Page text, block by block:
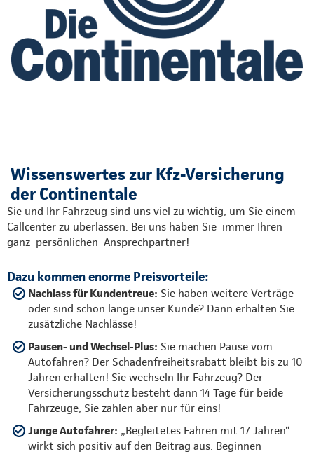
Wissenswertes zur Kfz-Versicherung
der Continentale
Sie und Ihr Fahrzeug sind uns viel zu wichtig, um Sie einem
Callcenter zu überlassen. Bei uns haben Sie immer Ihren
ganz persönlichen Ansprechpartner!
Dazu kommen enorme Preisvorteile:
Nachlass für Kundentreue: Sie haben weitere Verträge
oder sind schon lange unser Kunde? Dann erhalten Sie
zusätzliche Nachlässe!
Pausen- und Wechsel-Plus: Sie machen Pause vom
Autofahren? Der Schadenfreiheitsrabatt bleibt bis zu 10
Jahren erhalten! Sie wechseln Ihr Fahrzeug? Der
Versicherungsschutz besteht dann 14 Tage für beide
Fahrzeuge, Sie zahlen aber nur für eins!
Junge Autofahrer: „Begleitetes Fahren mit 17 Jahren“
wirkt sich positiv auf den Beitrag aus. Beginnen